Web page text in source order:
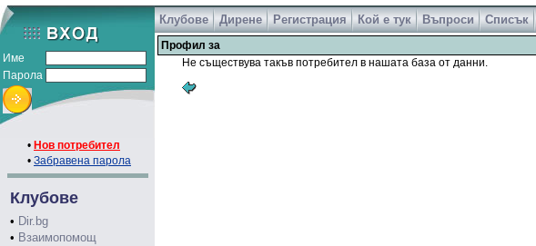
Име
Парола
• Нов потребител
• Забравена парола
Клубове
• Dir.bg
• Взаимопомощ
Клубове Дирене Регистрация Кой е тук Въпроси Списък
Профил за
Не съществува такъв потребител в нашата база от данни.